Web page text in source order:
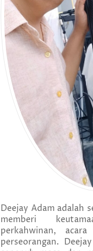
Deejay Adam adalah
memberi
perkahwinan,
perseorangan.